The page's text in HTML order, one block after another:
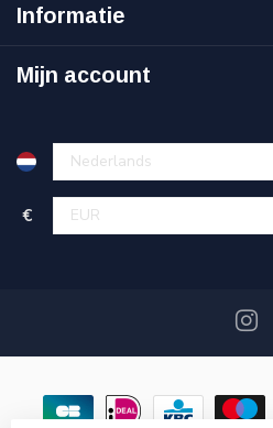
Informatie
Mijn account
€